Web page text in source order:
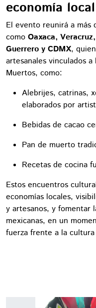
economía local
El evento reunirá a más
como Oaxaca,
Guerrero y CDMX,
artesanales vinculados
Muertos, como:
Alebrijes, catrinas,
elaborados por
Bebidas de cacao
Pan de muerto
Recetas de cocina
Estos encuentros
economías locales,
y artesanos, y fomentar
mexicanas, en un
fuerza frente a la cultura